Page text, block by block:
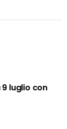
luglio con